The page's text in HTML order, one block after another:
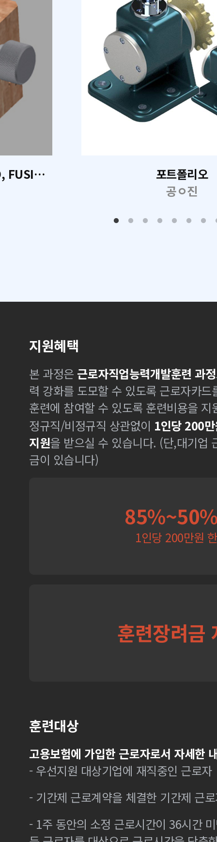
기계설계 CAD 2D, Invetor 3D, FUSION 360
포트폴리오
공ㅇ진
지원혜택
본 과정은 근로자직업능력개발훈련 과정
력 강화를 도모할 수 있도록 근로자카
훈련에 참여할 수 있도록 훈련비용을 지
정규직/비정규직 상관없이 1인당 200
지원을 받으실 수 있습니다. (단,대기업
금이 있습니다)
1인당 200만원
훈련장려금
훈련대상
고용보험에 가입한 근로자로서 자세한
- 우선지원 대상기업에 재직중인 근로자
- 기간제 근로계약을 체결한 기간제 근
- 1주 동안의 소정 근로시간이 36시간